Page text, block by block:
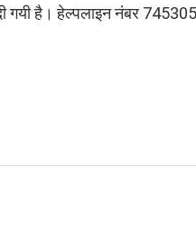
गयी है। हेल्पलाइन नंबर